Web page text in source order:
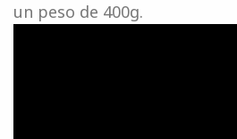
un peso de 400g.